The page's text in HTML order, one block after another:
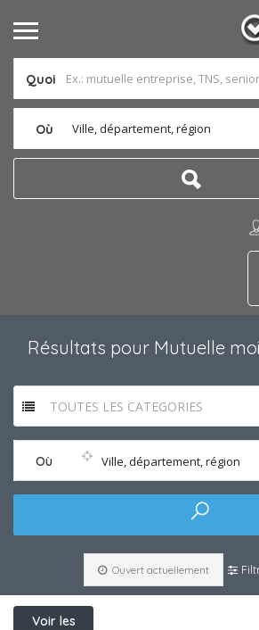
Quoi
Où Ville, département, région
Résultats pour Mutuelle
TOUTES LES CATEGORIES
Où Ville, département, région
Ouvert actuellement
Voir les